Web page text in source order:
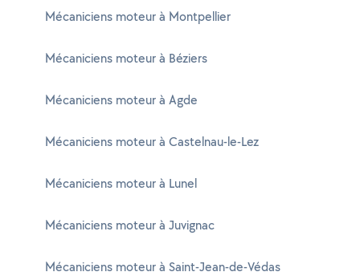
Mécaniciens moteur à Montpellier
Mécaniciens moteur à Béziers
Mécaniciens moteur à Agde
Mécaniciens moteur à Castelnau-le-Lez
Mécaniciens moteur à Lunel
Mécaniciens moteur à Juvignac
Mécaniciens moteur à Saint-Jean-de-Védas